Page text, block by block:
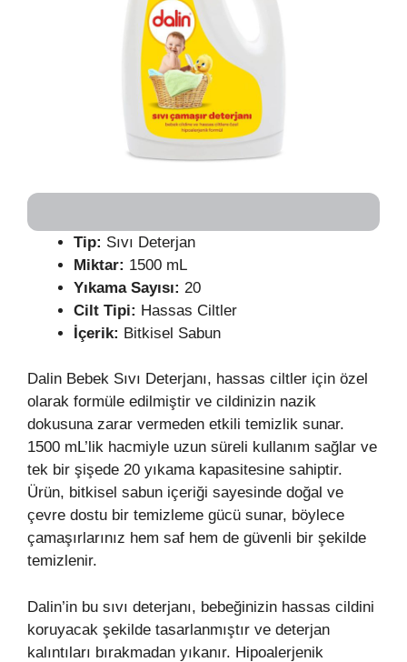
Tip: Sıvı Deterjan
Miktar: 1500 mL
Yıkama Sayısı: 20
Cilt Tipi: Hassas Ciltler
İçerik: Bitkisel Sabun
Dalin Bebek Sıvı Deterjanı, hassas ciltler için özel
olarak formüle edilmiştir ve cildinizin nazik
dokusuna zarar vermeden etkili temizlik sunar.
1500 mL’lik hacmiyle uzun süreli kullanım sağlar ve
tek bir şişede 20 yıkama kapasitesine sahiptir.
Ürün, bitkisel sabun içeriği sayesinde doğal ve
çevre dostu bir temizleme gücü sunar, böylece
çamaşırlarınız hem saf hem de güvenli bir şekilde
temizlenir.
Dalin’in bu sıvı deterjanı, bebeğinizin hassas cildini
koruyacak şekilde tasarlanmıştır ve deterjan
kalıntıları bırakmadan yıkanır. Hipoalerjenik